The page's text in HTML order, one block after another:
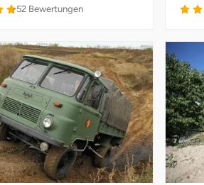
4.7 von 5
52 Bewertungen